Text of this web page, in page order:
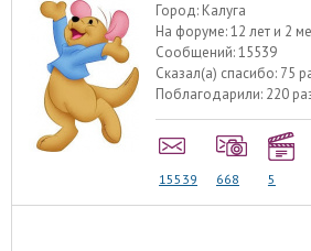
Город: Калуга
На форуме:12 лет и 2
Сообщений:15539
Сказал(а) спасибо: 75
Поблагодарили: 220
15539 668 5